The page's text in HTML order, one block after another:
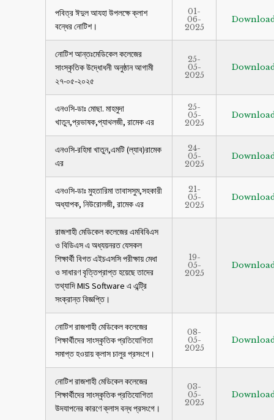
পবিত্র ঈদুল আযহা উপলক্ষে ক্লাশ
বন্ধের নোটিশ।
01-
06-
2025
নোটিশ আন্তঃমেডিকেল কলেজের
সাংস্কৃতিক উদ্ধোধনী অনুষ্ঠান আগামী
২৭-০৫-২০২৫
25-
05-
2025
এনওসি-ডাঃ মোছা. মাহমুদা
খাতুন,প্রভাষক,প্যাথলজী, রামেক এর
25-
05-
2025
এনওসি-রহিমা খাতুন,এমটি (ল্যাব)রামেক
এর
24-
05-
2025
এনওসি-ডাঃ মুহতারিমা তাবাসসুম,সহকারী
অধ্যাপক, নিউরোলজী, রামেক এর
21-
05-
2025
রাজশাহী মেডিকেল কলেজের এমবিবিএস
ও বিডিএস এ অধ্যয়নরত যেসকল
‍শিক্ষার্থী বিগত এইচএসসি পরীক্ষায় মেধা
ও সাধারণ বৃত্তিপ্রাপ্ত হয়েছে তাদের
তথ্যাদি MIS Software এ এন্ট্রি
সংক্রান্ত বিজ্ঞপ্তি।
19-
05-
2025
নোটিশ রাজশাহী মেডিকেল কলেজের
শিক্ষার্থীদের সাংস্কৃতিক প্রতিযোগিতা
সমাপ্ত হওয়ায় ক্লাস চালুর প্রসংগে।
08-
05-
2025
নোটিশ রাজশাহী মেডিকেল কলেজের
শিক্ষার্থীদের সাংস্কৃতিক প্রতিযোগিতা
উদযাপনের কারণে ক্লাস বন্ধ প্রসংগে।
03-
05-
2025